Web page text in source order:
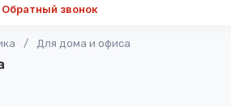
Обратный звонок
/ Для дома и офиса